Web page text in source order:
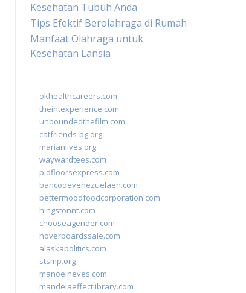
Kesehatan Tubuh Anda
Tips Efektif Berolahraga di Rumah
Manfaat Olahraga untuk
Kesehatan Lansia
okhealthcareers.com
theintexperience.com
unboundedthefilm.com
catfriends-bg.org
marianlives.org
waywardtees.com
pidfloorsexpress.com
bancodevenezuelaen.com
bettermoodfoodcorporation.com
hingstonnt.com
chooseagender.com
hoverboardssale.com
alaskapolitics.com
stsmp.org
manoelneves.com
mandelaeffectlibrary.com